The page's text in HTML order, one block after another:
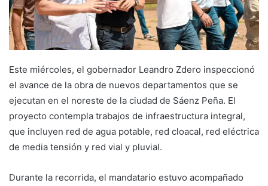
Este miércoles, el gobernador Leandro Zdero inspeccionó
el avance de la obra de nuevos departamentos que se
ejecutan en el noreste de la ciudad de Sáenz Peña. El
proyecto contempla trabajos de infraestructura integral,
que incluyen red de agua potable, red cloacal, red eléctrica
de media tensión y red vial y pluvial.
Durante la recorrida, el mandatario estuvo acompañado